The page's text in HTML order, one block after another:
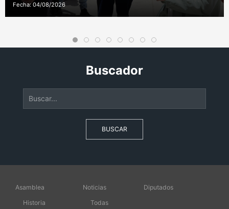
Fecha: 04/08/2026
Buscador
BUSCAR
Asamblea
Historia
Noticias
Todas
Diputados